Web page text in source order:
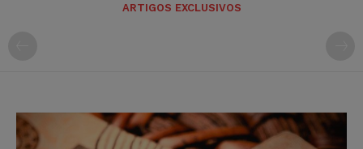
ARTIGOS EXCLUSIVOS